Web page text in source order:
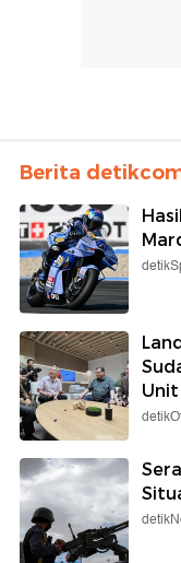
Berita
Unit